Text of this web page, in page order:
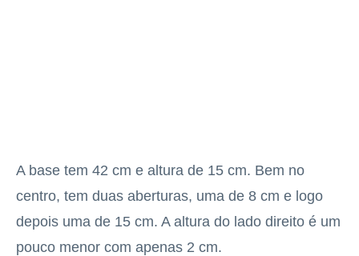
A base tem 42 cm e altura de 15 cm. Bem no
centro, tem duas aberturas, uma de 8 cm e logo
depois uma de 15 cm. A altura do lado direito é um
pouco menor com apenas 2 cm.